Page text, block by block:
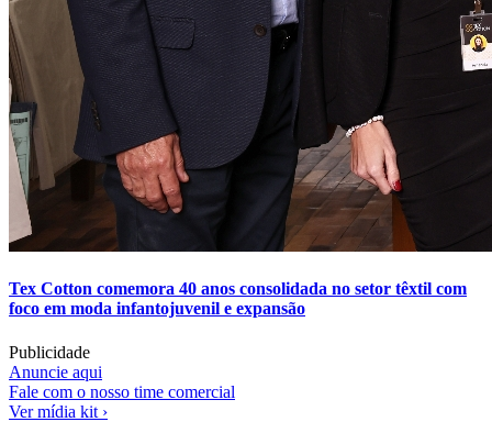
Tex Cotton comemora 40 anos consolidada no setor têxtil com
foco em moda infantojuvenil e expansão
Publicidade
Anuncie aqui
Fale com o nosso time comercial
Ver mídia kit ›